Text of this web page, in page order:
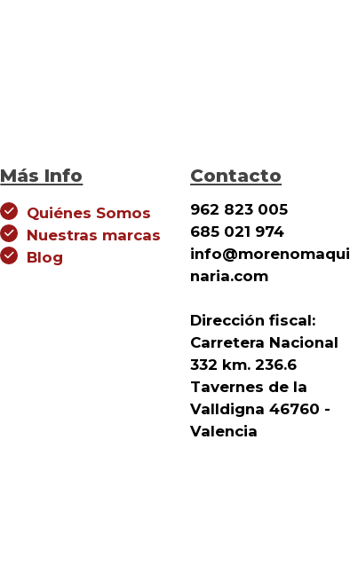
Más Info
Quiénes Somos
Nuestras marcas
Blog
Contacto
962 823 005
685 021 974
info@morenomaqui
naria.com
Dirección fiscal:
Carretera Nacional
332 km. 236.6
Tavernes de la
Valldigna 46760 -
Valencia